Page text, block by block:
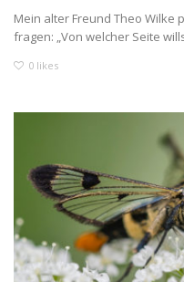
Mein alter Freund Theo Wilke
fragen: „Von welcher Seite
0 likes